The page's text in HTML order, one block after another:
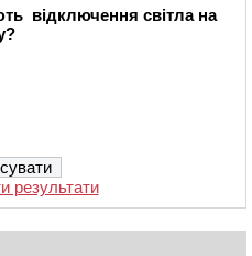
відключення світла на
результати